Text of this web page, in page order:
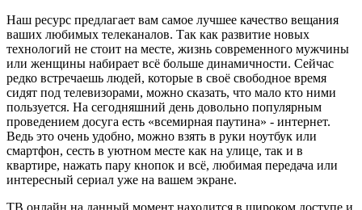
Наш ресурс предлагает вам самое лучшее качество вещания
ваших любимых телеканалов. Так как развитие новых
технологий не стоит на месте, жизнь современного мужчины
или женщины набирает всё больше динамичности. Сейчас
редко встречаешь людей, которые в своё свободное время
сидят под телевизорами, можно сказать, что мало кто ними
пользуется. На сегодняшний день довольно популярным
проведением досуга есть «всемирная паутина» - интернет.
Ведь это очень удобно, можно взять в руки ноутбук или
смартфон, сесть в уютном месте как на улице, так и в
квартире, нажать пару кнопок и всё, любимая передача или
интересный сериал уже на вашем экране.
ТВ онлайн на данный момент находится в широком доступе и